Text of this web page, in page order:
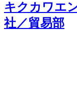
キクカワエ
社／貿易部